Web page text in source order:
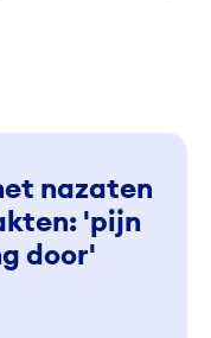
nazaten
'pijn
door'